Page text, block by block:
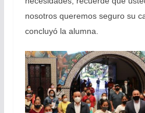
nosotros queremos seguro su
concluyó la alumna.